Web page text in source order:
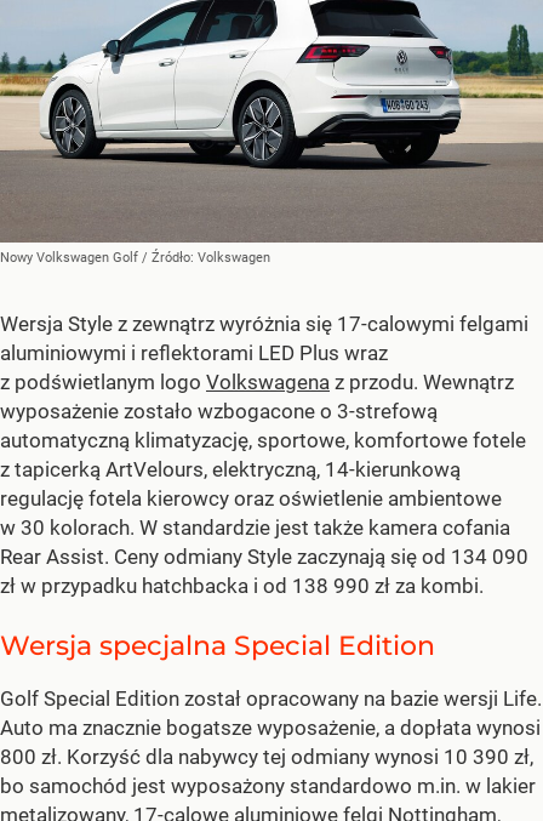
Nowy Volkswagen Golf / Źródło: Volkswagen
Wersja Style z zewnątrz wyróżnia się 17-calowymi felgami
aluminiowymi i reflektorami LED Plus wraz
z podświetlanym logo Volkswagena z przodu. Wewnątrz
wyposażenie zostało wzbogacone o 3-strefową
automatyczną klimatyzację, sportowe, komfortowe fotele
z tapicerką ArtVelours, elektryczną, 14-kierunkową
regulację fotela kierowcy oraz oświetlenie ambientowe
w 30 kolorach. W standardzie jest także kamera cofania
Rear Assist. Ceny odmiany Style zaczynają się od 134 090
zł w przypadku hatchbacka i od 138 990 zł za kombi.
Wersja specjalna Special Edition
Golf Special Edition został opracowany na bazie wersji Life.
Auto ma znacznie bogatsze wyposażenie, a dopłata wynosi
800 zł. Korzyść dla nabywcy tej odmiany wynosi 10 390 zł,
bo samochód jest wyposażony standardowo m.in. w lakier
metalizowany, 17-calowe aluminiowe felgi Nottingham,